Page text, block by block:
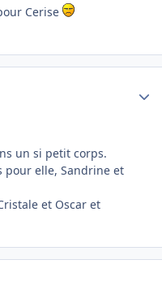
Cerise
un si petit corps.
pour elle, Sandrine et
et Oscar et